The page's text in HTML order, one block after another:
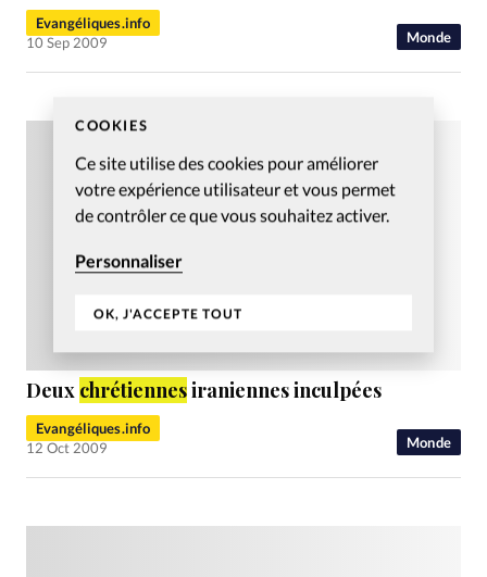
COOKIES
Ce site utilise des cookies pour améliorer
votre expérience utilisateur et vous permet
de contrôler ce que vous souhaitez activer.
Personnaliser
OK, J'ACCEPTE TOUT
Monde
Evangéliques.info
10 Sep 2009
Monde
Deux chrétiennesiraniennes inculpées
Evangéliques.info
12 Oct 2009